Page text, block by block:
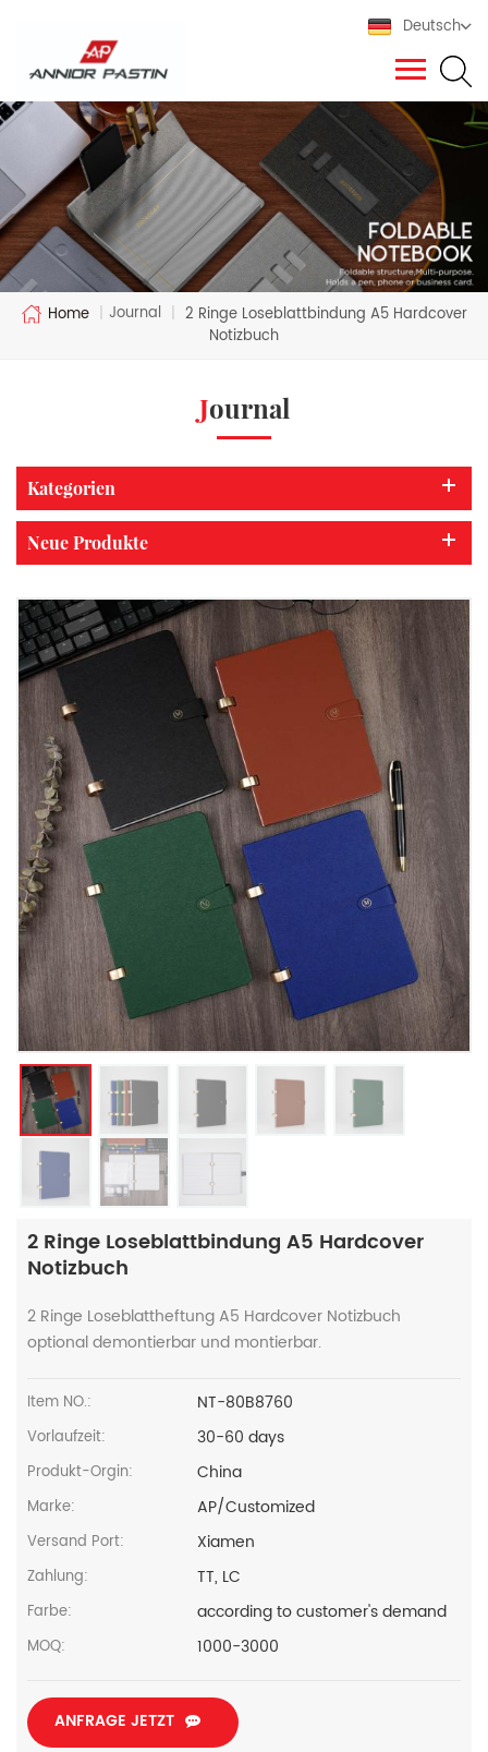
Deutsch
Home | Journal | 2 Ringe Loseblattbindung A5 Hardcover
Notizbuch
Journal
Kategorien
Neue Produkte
2 Ringe Loseblattbindung A5 Hardcover
Notizbuch
2 Ringe Loseblattheftung A5 Hardcover Notizbuch
optional demontierbar und montierbar.
Item NO.: NT-80B8760
Vorlaufzeit: 30-60 days
Produkt-Orgin: China
Marke: AP/Customized
Versand Port: Xiamen
Zahlung: TT, LC
Farbe: according to customer's demand
MOQ: 1000-3000
ANFRAGE JETZT